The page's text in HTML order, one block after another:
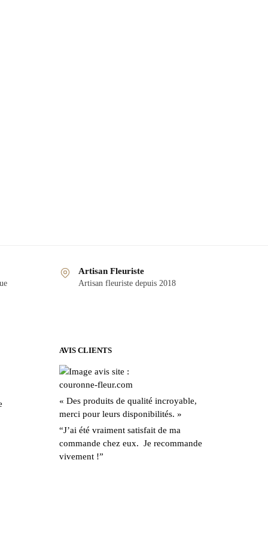
Artisan Fleuriste
Artisan fleuriste depuis 2018
AVIS CLIENTS
« Des produits de qualité incroyable,
merci pour leurs disponibilités. »
“J’ai été vraiment satisfait de ma
commande chez eux. Je recommande
vivement !”